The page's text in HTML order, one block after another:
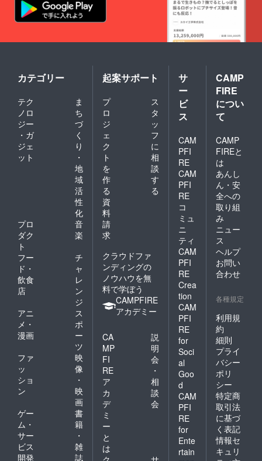
カテゴリー
テク
ノロ
ジー
・ガ
ジェ
ット
ま
ち
づ
く
り
・
地
域
活
性
化
プロ
ダク
ト
音
楽
フー
ド・
飲食
店
チ
ャ
レ
ン
ジ
アニ
メ・
漫画
ス
ポ
ー
ツ
ファ
ッ
ショ
ン
映
像
・
映
画
ゲー
ム・
サー
ビス
開発
書
籍
・
雑
誌
起案サポート
プ
ロ
ジ
ェ
ク
ト
を
作
る
ス
タ
ッ
フ
に
相
談
す
る
資
料
請
求
クラウドファ
ンディングの
ノウハウを無
料で学ぼう
CAMPFIRE
アカデミー
CA
MP
FI
RE
ア
カ
デ
ミ
ー
と
は
説
明
会
・
相
談
会
サ
ー
ビ
ス
CAM
PFI
RE
CAM
PFI
RE
コ
ミュ
ニ
ティ
CAM
PFI
RE
Crea
tion
CAM
PFI
RE
for
Soci
al
Goo
d
CAM
PFI
RE
for
Ente
rtain
CAMP
FIRE
につい
て
CAMP
FIREと
は
あんし
ん・安
全への
取り組
み
ニュー
ス
ヘルプ
お問い
合わせ
各種規定
利用規
約
細則
プライ
バシー
ポリ
シー
特定商
取引法
に基づ
く表記
情報セ
キュリ